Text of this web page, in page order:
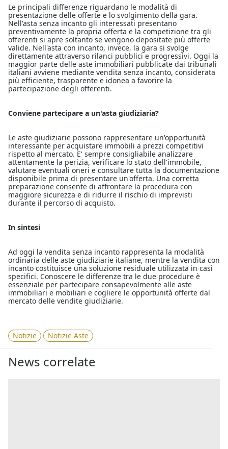
Le principali differenze riguardano le modalità di
presentazione delle offerte e lo svolgimento della gara.
Nell'asta senza incanto gli interessati presentano
preventivamente la propria offerta e la competizione tra gli
offerenti si apre soltanto se vengono depositate più offerte
valide. Nell'asta con incanto, invece, la gara si svolge
direttamente attraverso rilanci pubblici e progressivi. Oggi la
maggior parte delle aste immobiliari pubblicate dai tribunali
italiani avviene mediante vendita senza incanto, considerata
più efficiente, trasparente e idonea a favorire la
partecipazione degli offerenti.
Conviene partecipare a un'asta giudiziaria?
Le aste giudiziarie possono rappresentare un'opportunità
interessante per acquistare immobili a prezzi competitivi
rispetto al mercato. E' sempre consigliabile analizzare
attentamente la perizia, verificare lo stato dell'immobile,
valutare eventuali oneri e consultare tutta la documentazione
disponibile prima di presentare un'offerta. Una corretta
preparazione consente di affrontare la procedura con
maggiore sicurezza e di ridurre il rischio di imprevisti
durante il percorso di acquisto.
In sintesi
Ad oggi la vendita senza incanto rappresenta la modalità
ordinaria delle aste giudiziarie italiane, mentre la vendita con
incanto costituisce una soluzione residuale utilizzata in casi
specifici. Conoscere le differenze tra le due procedure è
essenziale per partecipare consapevolmente alle aste
immobiliari e mobiliari e cogliere le opportunità offerte dal
mercato delle vendite giudiziarie.
Notizie Notizie Aste
News correlate